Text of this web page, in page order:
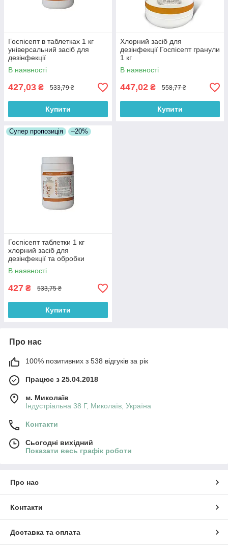
Госпісепт в таблетках 1 кг
універсальний засіб для
дезінфекції
В наявності
427,03 ₴ 533,79 ₴
Купити
Хлорний засіб для
дезінфекції Госпісепт гранули
1 кг
В наявності
447,02 ₴ 558,77 ₴
Купити
Супер пропозиція –20%
Госпісепт таблетки 1 кг
хлорний засіб для
дезінфекції та обробки
поверхонь
В наявності
427 ₴ 533,75 ₴
Купити
Про нас
100% позитивних з 538 відгуків за рік
Працює з 25.04.2018
м. Миколаїв
Індустріальна 38 Г, Миколаїв, Україна
Контакти
Сьогодні вихідний
Показати весь графік роботи
Про нас
Контакти
Доставка та оплата